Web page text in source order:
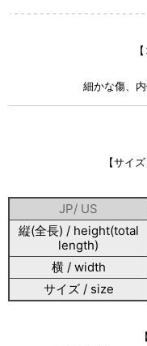
細かな傷、
【サイズ
JP/ US
縦(全長) / height(total
length)
横 / width
サイズ / size